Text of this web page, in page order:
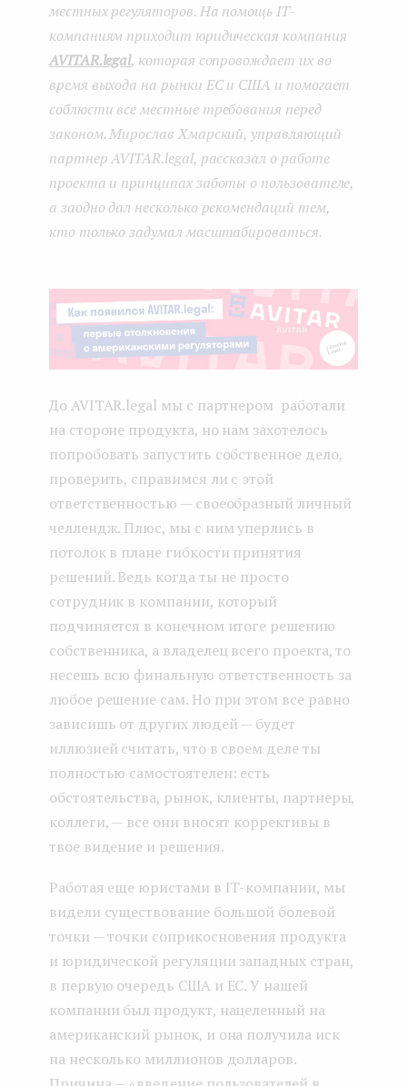
местных регуляторов. На помощь IT-
компаниям приходит юридическая компания
AVITAR.legal, которая сопровождает их во
время выхода на рынки ЕС и США и помогает
соблюсти все местные требования перед
законом. Мирослав Хмарский, управляющий
партнер AVITAR.legal, рассказал о работе
проекта и принципах заботы о пользователе,
а заодно дал несколько рекомендаций тем,
кто только задумал масштабироваться.
До AVITAR.legal мы с партнером работали
на стороне продукта, но нам захотелось
попробовать запустить собственное дело,
проверить, справимся ли с этой
ответственностью — своеобразный личный
челлендж. Плюс, мы с ним уперлись в
потолок в плане гибкости принятия
решений. Ведь когда ты не просто
сотрудник в компании, который
подчиняется в конечном итоге решению
собственника, а владелец всего проекта, то
несешь всю финальную ответственность за
любое решение сам. Но при этом все равно
зависишь от других людей — будет
иллюзией считать, что в своем деле ты
полностью самостоятелен: есть
обстоятельства, рынок, клиенты, партнеры,
коллеги, — все они вносят коррективы в
твое видение и решения.
Работая еще юристами в IT-компании, мы
видели существование большой болевой
точки — точки соприкосновения продукта
и юридической регуляции западных стран,
в первую очередь США и ЕС. У нашей
компании был продукт, нацеленный на
американский рынок, и она получила иск
на несколько миллионов долларов.